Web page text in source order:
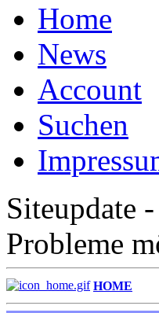
Home
News
Account
Suchen
Siteupdate
Probleme
HOME